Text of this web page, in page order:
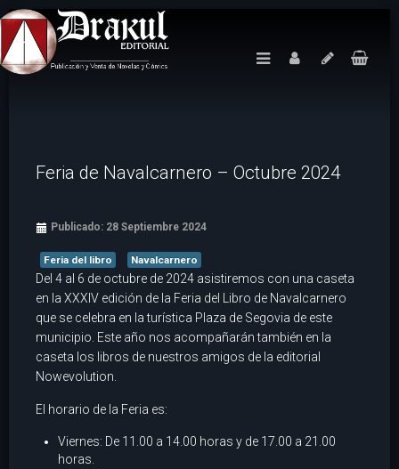
Feria de Navalcarnero – Octubre 2024
Publicado: 28 Septiembre 2024
Feria del libro Navalcarnero
Del 4 al 6 de octubre de 2024 asistiremos con una caseta
en la XXXIV edición de la Feria del Libro de Navalcarnero
que se celebra en la turística Plaza de Segovia de este
municipio. Este año nos acompañarán también en la
caseta los libros de nuestros amigos de la editorial
Nowevolution.
El horario de la Feria es:
Viernes: De 11.00 a 14.00 horas y de 17.00 a 21.00
horas.